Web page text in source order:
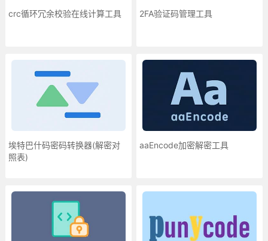
crc循环冗余校验在线计算工具 2FA验证码管理工具
埃特巴什码密码转换器(解密对
照表)
aaEncode加密解密工具